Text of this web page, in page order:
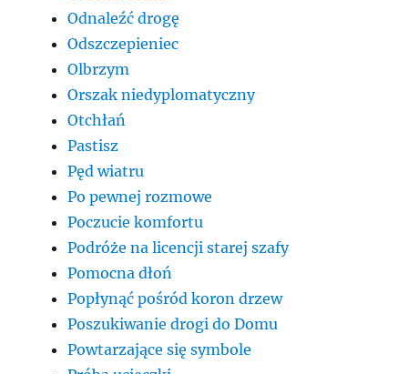
Odnaleźć drogę
Odszczepieniec
Olbrzym
Orszak niedyplomatyczny
Otchłań
Pastisz
Pęd wiatru
Po pewnej rozmowe
Poczucie komfortu
Podróże na licencji starej szafy
Pomocna dłoń
Popłynąć pośród koron drzew
Poszukiwanie drogi do Domu
Powtarzające się symbole